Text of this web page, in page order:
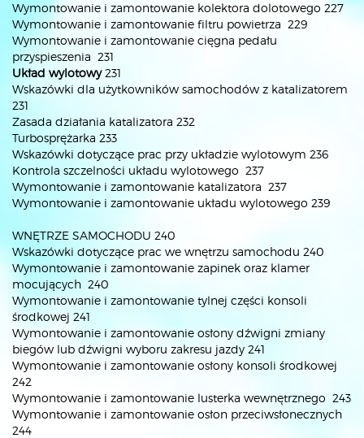
Wymontowanie i zamontowanie kolektora dolotowego 227
Wymontowanie i zamontowanie filtru powietrza 229
Wymontowanie i zamontowanie cięgna pedału
przyspieszenia 231
Układ wylotowy231
Wskazówki dla użytkowników samochodów z katalizatorem
231
Zasada działania katalizatora 232
Turbosprężarka 233
Wskazówki dotyczące prac przy układzie wylotowym 236
Kontrola szczelności układu wylotowego 237
Wymontowanie i zamontowanie katalizatora 237
Wymontowanie i zamontowanie układu wylotowego 239
WNĘTRZE SAMOCHODU 240
Wskazówki dotyczące prac we wnętrzu samochodu 240
Wymontowanie i zamontowanie zapinek oraz klamer
mocujących 240
Wymontowanie i zamontowanie tylnej części konsoli
środkowej 241
Wymontowanie i zamontowanie osłony dźwigni zmiany
biegów lub dźwigni wyboru zakresu jazdy 241
Wymontowanie i zamontowanie osłony konsoli środkowej
242
Wymontowanie i zamontowanie lusterka wewnętrznego 243
Wymontowanie i zamontowanie osłon przeciwsłonecznych
244